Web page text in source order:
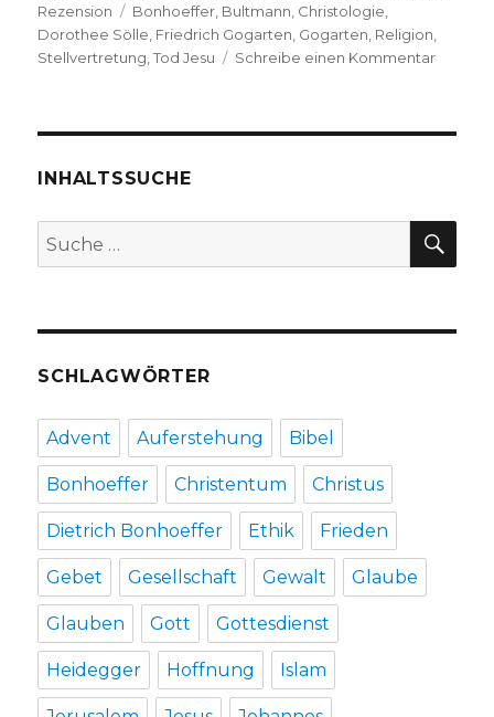
am
Rezension
Schlagwörter
Bonhoeffer Bultmann Christologie
Dorothee Sölle Friedrich Gogarten Gogarten Religion
Stellvertretung ,Tod Jesu Schreibe einen Kommentarzu
Werl
2010
INHALTSSUCHE
Suche
nach:
SCHLAGWÖRTER
Advent Auferstehung Bibel
Bonhoeffer Christentum Christus
Dietrich Bonhoeffer Ethik Frieden
Gebet Gesellschaft Gewalt Glaube
Glauben Gott Gottesdienst
Heidegger Hoffnung Islam